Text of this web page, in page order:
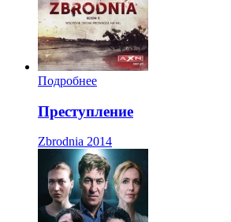
Подробнее
Преступление
Zbrodnia 2014